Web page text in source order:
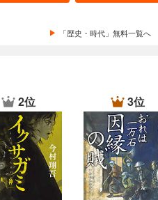
「歴史・時代」無料一覧へ
2位 3位